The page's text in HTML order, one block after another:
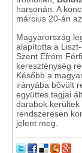
harsonán. A
március 20-án
Magyarország
alapította a
Szent Efrém
kereszténység
Később a
irányába bővült
együttes tagjai
darabok kerültek
rendszeresen
jelent meg.